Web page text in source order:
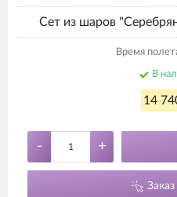
Сет из шаров
Время
В
14
- +